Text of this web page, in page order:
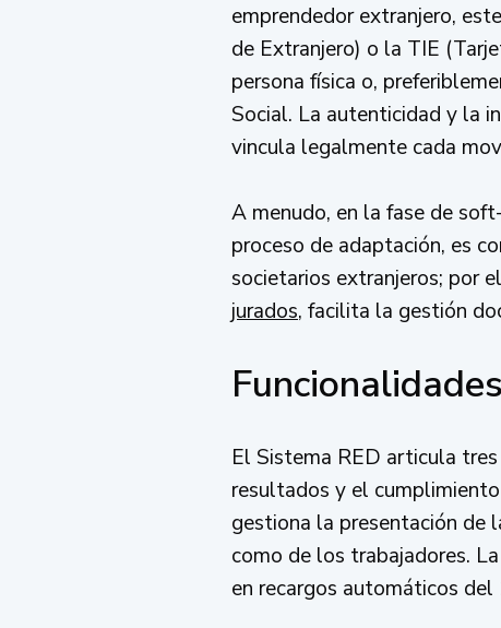
emprendedor extranjero,
de Extranjero) o la TIE
persona física o,
Social. La autenticidad y la
vincula legalmente cada
A menudo, en la fase de
proceso de adaptación, es
societarios extranjeros; por
jurados, facilita la gestión
El Sistema RED articula
resultados y el
gestiona la presentación de
como de los trabajadores.
en recargos automáticos